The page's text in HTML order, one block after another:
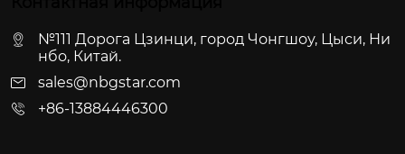
№111 Дорога Цзинци, город Чонгшоу, Цыси, Ни
нбо, Китай.
sales@nbgstar.com
+86-13884446300